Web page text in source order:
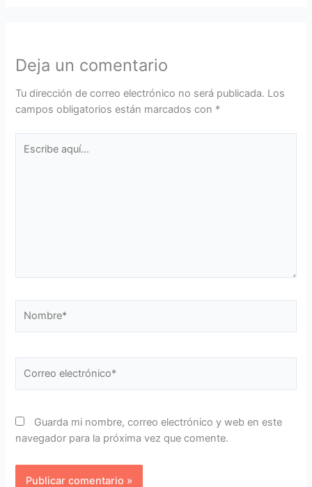
Deja un comentario
Tu dirección de correo electrónico no será publicada. Los
campos obligatorios están marcados con *
aquí...
electrónico*
Guarda mi nombre, correo electrónico y web en este
navegador para la próxima vez que comente.